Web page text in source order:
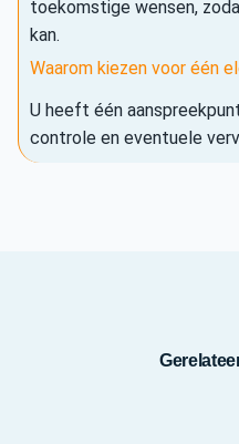
toekomstige wensen,
kan.
Waarom kiezen voor één
U heeft één
controle en eventuele